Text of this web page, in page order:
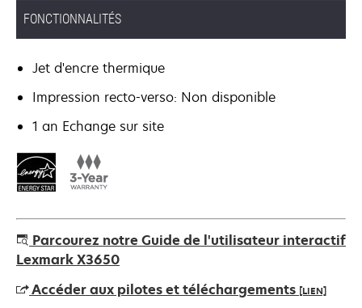
FONCTIONNALITÉS
Jet d'encre thermique
Impression recto-verso: Non disponible
1 an Echange sur site
Parcourez notre Guide de l'utilisateur interactif
Lexmark X3650
Accéder aux pilotes et téléchargements [LIEN]